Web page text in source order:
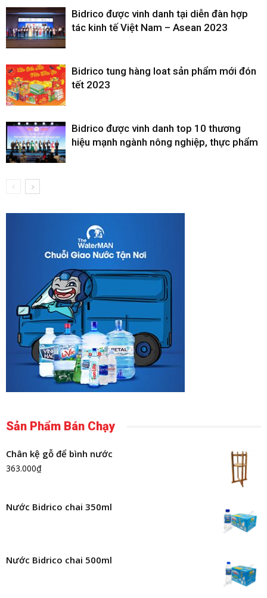
Bidrico được vinh danh tại diễn đàn hợp
tác kinh tế Việt Nam – Asean 2023
Bidrico tung hàng loat sản phẩm mới đón
tết 2023
Bidrico được vinh danh top 10 thương
hiệu mạnh ngành nông nghiệp, thực phẩm
Sản Phẩm Bán Chạy
Chân kệ gỗ để bình nước
363.000₫
Nước Bidrico chai 350ml
Nước Bidrico chai 500ml